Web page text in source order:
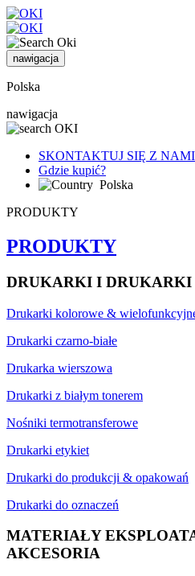
nawigacja
Polska
nawigacja
SKONTAKTUJ SIĘ Z NAMI
Gdzie kupić?
Polska
PRODUKTY
PRODUKTY
DRUKARKI I
Drukarki kolorowe &
Drukarki czarno-białe
Drukarka wierszowa
Drukarki z białym tonerem
Nośniki termotransferowe
Drukarki etykiet
Drukarki do produkcji & opakowań
Drukarki do oznaczeń
MATERIAŁY
AKCESORIA